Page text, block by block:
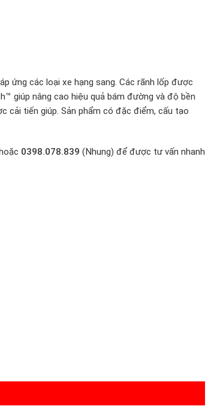
ứng các loại xe hạng sang. Các rãnh lốp được
giúp nâng cao hiệu quả bám đường và độ bền
cải tiến giúp. Sản phẩm có đặc điểm, cấu tạo
0398.078.839 (Nhung) để được tư vấn nhanh